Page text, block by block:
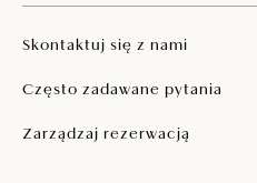
Skontaktuj się z nami
Często zadawane pytania
Zarządzaj rezerwacją